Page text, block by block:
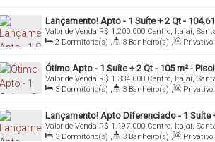
104.61m² , 1 Sala(s) , 1 Suíte(s) , Total:
Vaga(s) Útil: 104 .61 m²
Lançamento! Apto - 1 Suíte + 2 Qt -
Centro - Itajaí/Sc
R$ 1.200.000
Valor de Venda
Centro, Itajaí,
Catarina, Brasil
2 Dormitório(s) , 3 Banheiro(s) ,
Privativo:
104.61m² , 1 Sala(s) , 1 Suíte(s) , Total:
1
Vaga(s) Útil: 104.61 m²
Ótimo Apto - 1 Suíte + 2 Qt - 105 m² -
Fazenda - Ítajai/SC
R$ 1.334.000
Valor de Venda
Centro, Itajaí,
Catarina, Brasil
3 Dormitório(s) , 3 Banheiro(s) ,
Privativo:
105.00m² , 1 Sala(s) , 1 Suíte(s) , 1
Lançamento! Apto Diferenciado - 1 Suíte
138 m² - Centro - Itajaí/SC
R$ 1.197.000
Valor de Venda
Centro, Itajaí,
Catarina, Brasil
3 Dormitório(s) , 3 Banheiro(s) ,
Privativo: